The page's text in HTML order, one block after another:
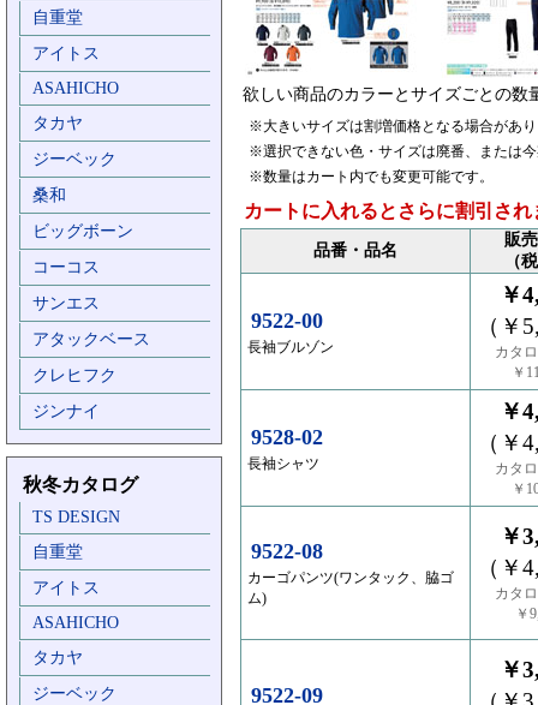
自重堂
アイトス
ASAHICHO
タカヤ
ジーベック
桑和
ビッグボーン
コーコス
サンエス
アタックベース
クレヒフク
ジンナイ
秋冬カタログ
TS DESIGN
自重堂
アイトス
ASAHICHO
タカヤ
ジーベック
欲しい商品のカラーとサイズごとの数
※大きいサイズは割増価格となる場合があ
※選択できない色・サイズは廃番、または
※数量はカート内でも変更可能です。
カートに入れるとさらに割引され
品番・品名
販
（
9522-00
長袖ブルゾン
￥
（￥
カタ
￥
9528-02
長袖シャツ
￥
（￥
カタ
￥
9522-08
カーゴパンツ(ワンタック、脇ゴ
ム)
￥
（￥
カタ
￥
9522-09
￥